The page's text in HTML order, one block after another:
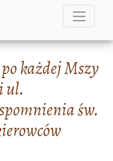
każdej Mszy
ul.
św.